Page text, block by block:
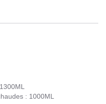
: 1000ML